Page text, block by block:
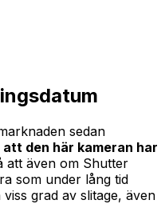
sedan
den här kameran har
att även om Shutter
som under lång tid
grad av slitage, även